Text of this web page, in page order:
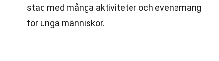
stad med många aktiviteter och evenemang
för unga människor.